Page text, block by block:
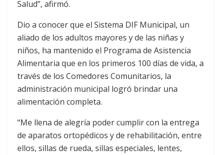
Salud”, afirmó.
Dio a conocer que el Sistema DIF Municipal, un
aliado de los adultos mayores y de las niñas y
niños, ha mantenido el Programa de Asistencia
Alimentaria que en los primeros 100 días de vida, a
través de los Comedores Comunitarios, la
administración municipal logró brindar una
alimentación completa.
“Me llena de alegría poder cumplir con la entrega
de aparatos ortopédicos y de rehabilitación, entre
ellos, sillas de rueda, sillas especiales, lentes,